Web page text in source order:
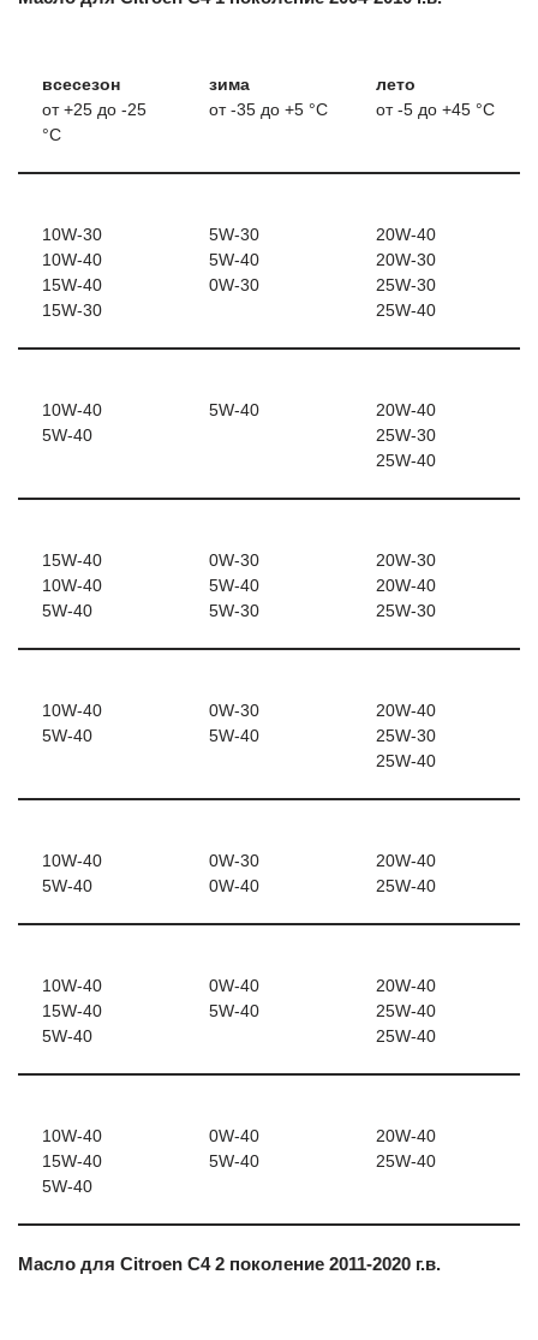
всесезон
от +25 до -25
°C
зима
от -35 до +5 °C
лето
от -5 до +45 °C
10W-30
10W-40
15W-40
15W-30
5W-30
5W-40
0W-30
20W-40
20W-30
25W-30
25W-40
10W-40
5W-40
5W-40
20W-40
25W-30
25W-40
15W-40
10W-40
5W-40
0W-30
5W-40
5W-30
20W-30
20W-40
25W-30
10W-40
5W-40
0W-30
5W-40
20W-40
25W-30
25W-40
10W-40
5W-40
0W-30
0W-40
20W-40
25W-40
10W-40
15W-40
5W-40
0W-40
5W-40
20W-40
25W-40
25W-40
10W-40
15W-40
5W-40
0W-40
5W-40
20W-40
25W-40
Масло для Citroen C4 2 поколение 2011-2020 г.в.